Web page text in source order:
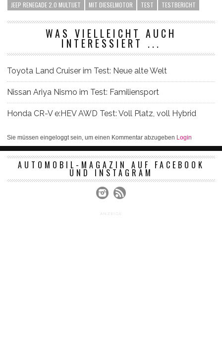
JEEP RENEGADE 2.0 MULTIJET MIT DIESELMOTOR TEST TESTBERICHT
WAS VIELLEICHT AUCH
INTERESSIERT ...
Toyota Land Cruiser im Test: Neue alte Welt
Nissan Ariya Nismo im Test: Familiensport
Honda CR-V e:HEV AWD Test: Voll Platz, voll Hybrid
Sie müssen eingeloggt sein, um einen Kommentar abzugeben Login
AUTOMOBIL-MAGAZIN AUF FACEBOOK
UND INSTAGRAM
ANZEIGE